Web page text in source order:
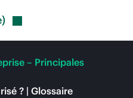
– Principales
? | Glossaire